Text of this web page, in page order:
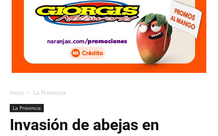
Inicio La Provincia
La Provincia
Invasión de abejas en